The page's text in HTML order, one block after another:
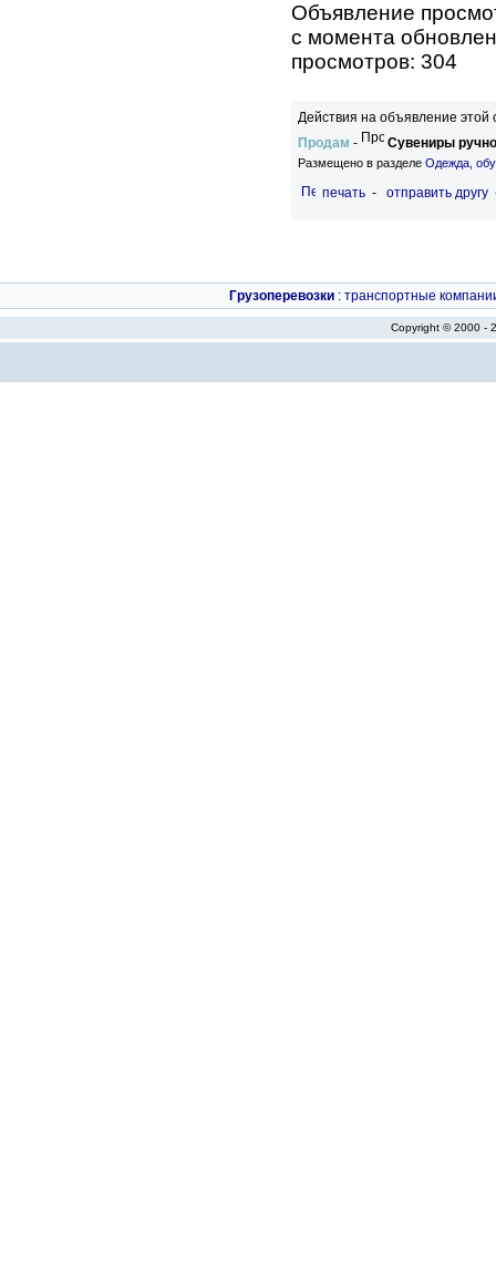
Объявление
c момента
просмотров: 304
Действия на объявление этой
Продам - Сувениры
Размещено в разделе Одежда,
печать - отправить другу
Грузоперевозки : транспортные
Copyright © 2000 -